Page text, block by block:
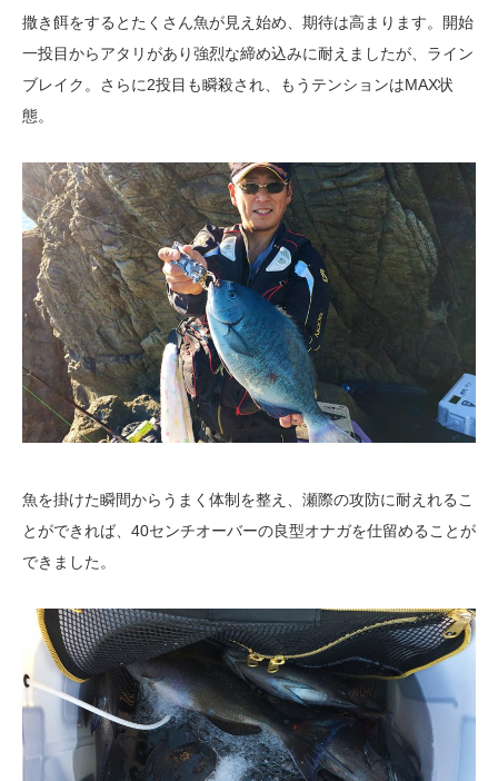
撒き餌をするとたくさん魚が見え始め、期待は高まります。開始
一投目からアタリがあり強烈な締め込みに耐えましたが、ライン
ブレイク。さらに2投目も瞬殺され、もうテンションはMAX状
態。
魚を掛けた瞬間からうまく体制を整え、瀬際の攻防に耐えれるこ
とができれば、40センチオーバーの良型オナガを仕留めることが
できました。